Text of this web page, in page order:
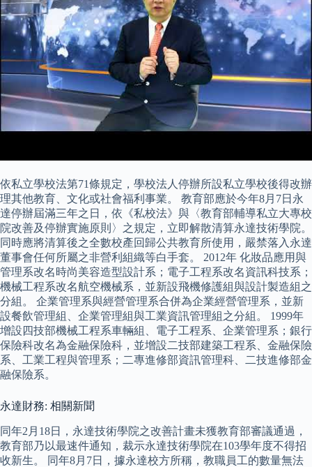
依私立學校法第71條規定，學校法人停辦所設私立學校後得改辦
理其他教育、文化或社會福利事業。 教育部應於今年8月7日永
達停辦屆滿三年之日，依《私校法》與〈教育部輔導私立大專校
院改善及停辦實施原則〉之規定，立即解散清算永達技術學院。
同時應將清算後之全數校產回歸公共教育所使用，嚴禁落入永達
董事會任何所屬之非營利組織等白手套。 2012年 化妝品應用與
管理系改名時尚美容造型設計系；電子工程系改名資訊科技系；
機械工程系改名航空機械系，並新設飛機修護組與設計製造組之
分組。 企業管理系與經營管理系合併為企業經營管理系，並新
設餐飲管理組、企業管理組與工業資訊管理組之分組。 1999年
增設四技部機械工程系車輛組、電子工程系、企業管理系；銀行
保險科改名為金融保險科，並增設二技部建築工程系、金融保險
系、工業工程與管理系；二專進修部資訊管理科、二技進修部金
融保險系。
永達財務: 相關新聞
同年2月18日，永達技術學院之改善計畫未獲教育部審議通過，
教育部乃以最速件通知，裁示永達技術學院在103學年度不得招
收新生。 同年8月7日，據永達校方所稱，教職員工的數量無法